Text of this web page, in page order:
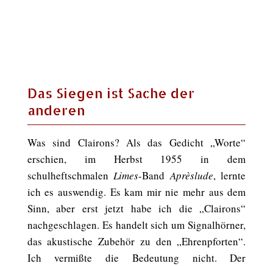
Das Siegen ist Sache der
anderen
Was sind Clairons? Als das Gedicht „Worte“
erschien, im Herbst 1955 in dem
schulheftschmalenLimes-BandAprèslude, lernte
ich es auswendig. Es kam mir nie mehr aus dem
Sinn, aber erst jetzt habe ich die „Clairons“
nachgeschlagen. Es handelt sich um Signalhörner,
das akustische Zubehör zu den „Ehrenpforten“.
Ich vermißte die Bedeutung nicht. Der